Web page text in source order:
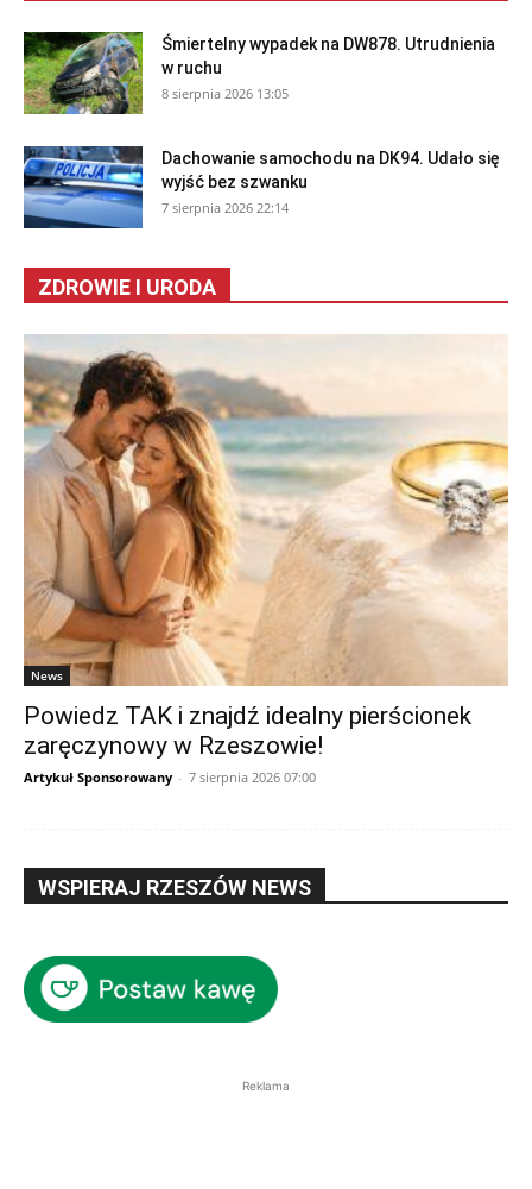
Śmiertelny wypadek na DW878. Utrudnienia
w ruchu
8 sierpnia 2026 13:05
Dachowanie samochodu na DK94. Udało się
wyjść bez szwanku
7 sierpnia 2026 22:14
ZDROWIE I URODA
News
Powiedz TAK i znajdź idealny pierścionek
zaręczynowy w Rzeszowie!
Artykuł Sponsorowany - 7 sierpnia 2026 07:00
WSPIERAJ RZESZÓW NEWS
Reklama